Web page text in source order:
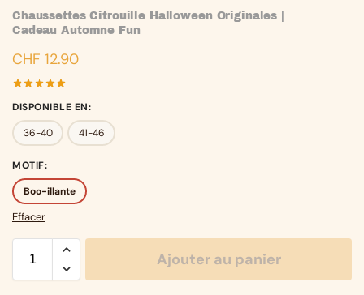
Chaussettes Citrouille Halloween Originales |
Cadeau Automne Fun
CHF 12.90
DISPONIBLE EN:
36-40
41-46
MOTIF:
Boo-illante
Effacer
Ajouter au panier